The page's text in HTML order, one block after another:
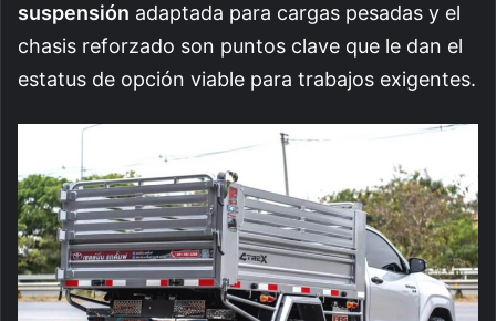
suspensión adaptada para cargas pesadas y el
chasis reforzado son puntos clave que le dan el
estatus de opción viable para trabajos exigentes.